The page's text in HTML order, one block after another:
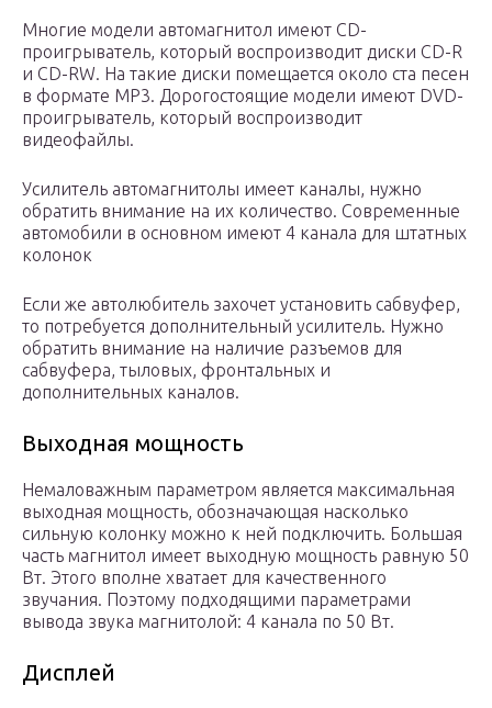
Многие модели автомагнитол имеют CD-
проигрыватель, который воспроизводит диски CD-R
и CD-RW. На такие диски помещается около ста песен
в формате MP3. Дорогостоящие модели имеют DVD-
проигрыватель, который воспроизводит
видеофайлы.
Усилитель автомагнитолы имеет каналы, нужно
обратить внимание на их количество. Современные
автомобили в основном имеют 4 канала для штатных
колонок
Если же автолюбитель захочет установить сабвуфер,
то потребуется дополнительный усилитель. Нужно
обратить внимание на наличие разъемов для
сабвуфера, тыловых, фронтальных и
дополнительных каналов.
Выходная мощность
Немаловажным параметром является максимальная
выходная мощность, обозначающая насколько
сильную колонку можно к ней подключить. Большая
часть магнитол имеет выходную мощность равную 50
Вт. Этого вполне хватает для качественного
звучания. Поэтому подходящими параметрами
вывода звука магнитолой: 4 канала по 50 Вт.
Дисплей